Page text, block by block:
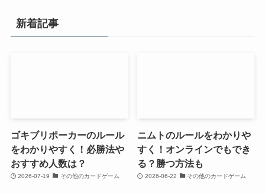
新着記事
ゴキブリポーカーのルール
をわかりやすく！必勝法や
おすすめ人数は？
2026-07-19 その他のカードゲーム
ニムトのルールをわかりや
すく！オンラインでもでき
る？勝つ方法も
2026-06-22 その他のカードゲーム